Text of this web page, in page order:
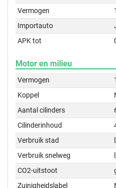
Vermogen
Importauto
APK tot
Motor en milieu
Vermogen
Koppel
Aantal cilinders
Cilinderinhoud
Verbruik stad
Verbruik snelweg
CO2-uitstoot
Zuinigheidslabel